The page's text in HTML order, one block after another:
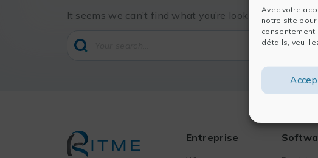
Avec votre
notre site
consentement
détails,
It seems we can’t find what you’re looking for.
Entreprise